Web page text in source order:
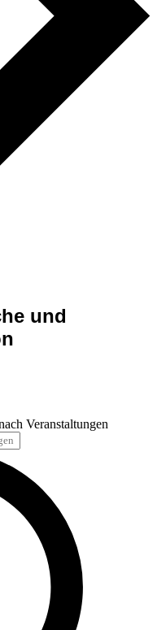
und
Veranstaltungen